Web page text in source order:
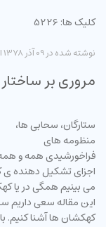
کلیک ها: 5226
نوشته شده در09 آذر 1378
مروری بر
ستارگان، سحابی ها،
منظومه های
فراخورشیدی همه و
اجزای تشکیل دهنده
می بینیم همگی در یا
این مقاله سعی داریم
کهکشان ها آشنا کنیم.